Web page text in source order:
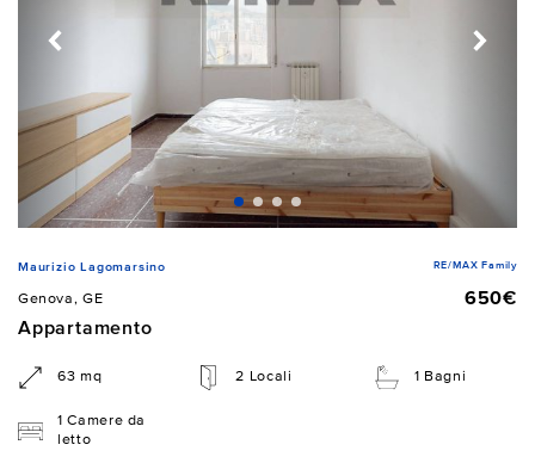
Maurizio Lagomarsino RE/MAX Family
Genova, GE
650€
Appartamento
63 mq 2 Locali 1 Bagni
1 Camere da
letto